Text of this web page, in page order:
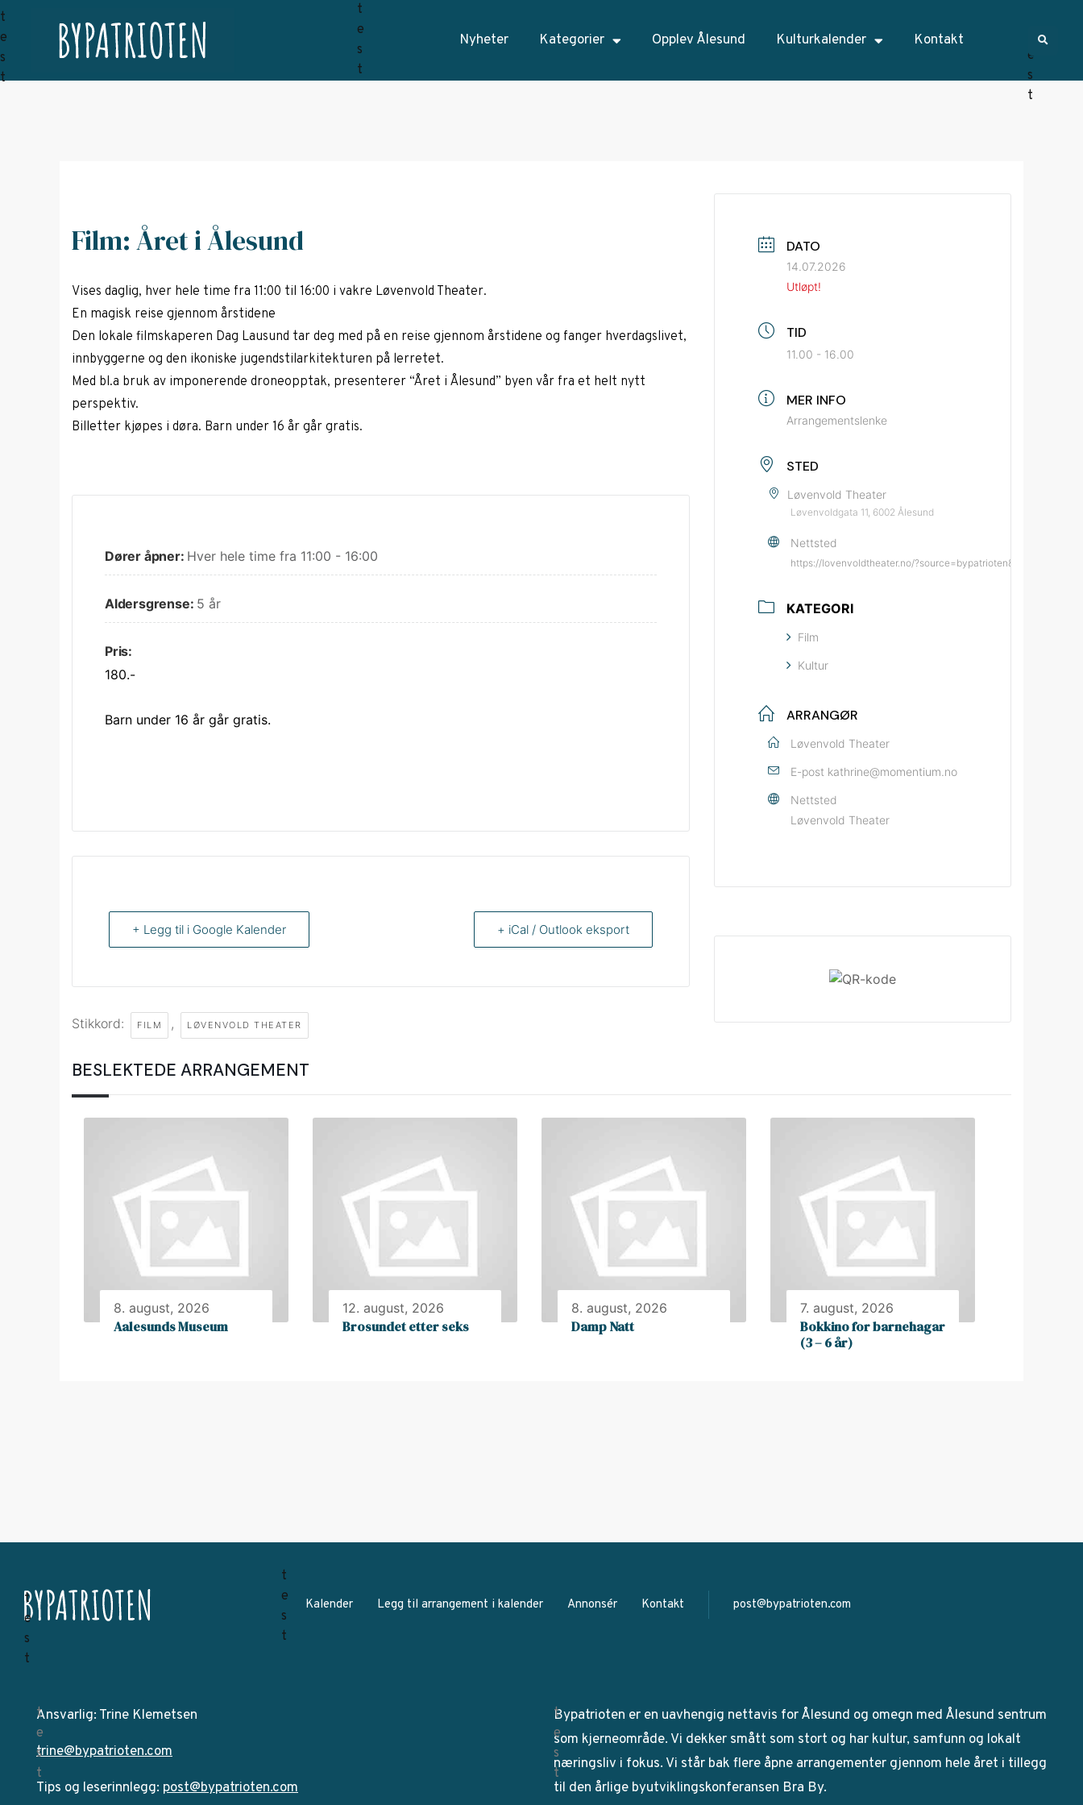
Nyheter Kategorier Opplev Ålesund Kulturkalender Kontakt
Film: Året i Ålesund
Vises daglig, hver hele time fra 11:00 til 16:00 i vakre Løvenvold Theater.
En magisk reise gjennom årstidene
Den lokale filmskaperen Dag Lausund tar deg med på en reise gjennom årstidene og fanger hverdagslivet,
innbyggerne og den ikoniske jugendstilarkitekturen på lerretet.
Med bl.a bruk av imponerende droneopptak, presenterer “Året i Ålesund” byen vår fra et helt nytt
perspektiv.
Billetter kjøpes i døra. Barn under 16 år går gratis.
Dører åpner: Hver hele time fra 11:00 - 16:00
Aldersgrense: 5 år
Pris:
180.-
Barn under 16 år går gratis.
+ Legg til i Google Kalender + iCal / Outlook eksport
Stikkord: FILM , LØVENVOLD THEATER
DATO
14.07.2026
Utløpt!
TID
11.00 - 16.00
MER INFO
Arrangementslenke
STED
Løvenvold Theater
Løvenvoldgata 11, 6002 Ålesund
Nettsted
https://lovenvoldtheater.no/
KATEGORI
Film
Kultur
ARRANGØR
Løvenvold Theater
E-post kathrine@momentium.no
Nettsted
Løvenvold Theater
BESLEKTEDE ARRANGEMENT
8. august, 2026
Aalesunds Museum
12. august, 2026
Brosundet etter seks
8. august, 2026
Damp Natt
7. august, 2026
Bokkino for barnehagar
(3 – 6 år)
Kalender Legg til arrangement i kalender Annonsér Kontakt post@bypatrioten.com
Ansvarlig: Trine Klemetsen
trine@bypatrioten.com
Tips og leserinnlegg: post@bypatrioten.com
Bypatrioten er en uavhengig nettavis for Ålesund og omegn med Ålesund sentrum
som kjerneområde. Vi dekker smått som stort og har kultur, samfunn og lokalt
næringsliv i fokus. Vi står bak flere åpne arrangementer gjennom hele året i tillegg
til den årlige byutviklingskonferansen Bra By.